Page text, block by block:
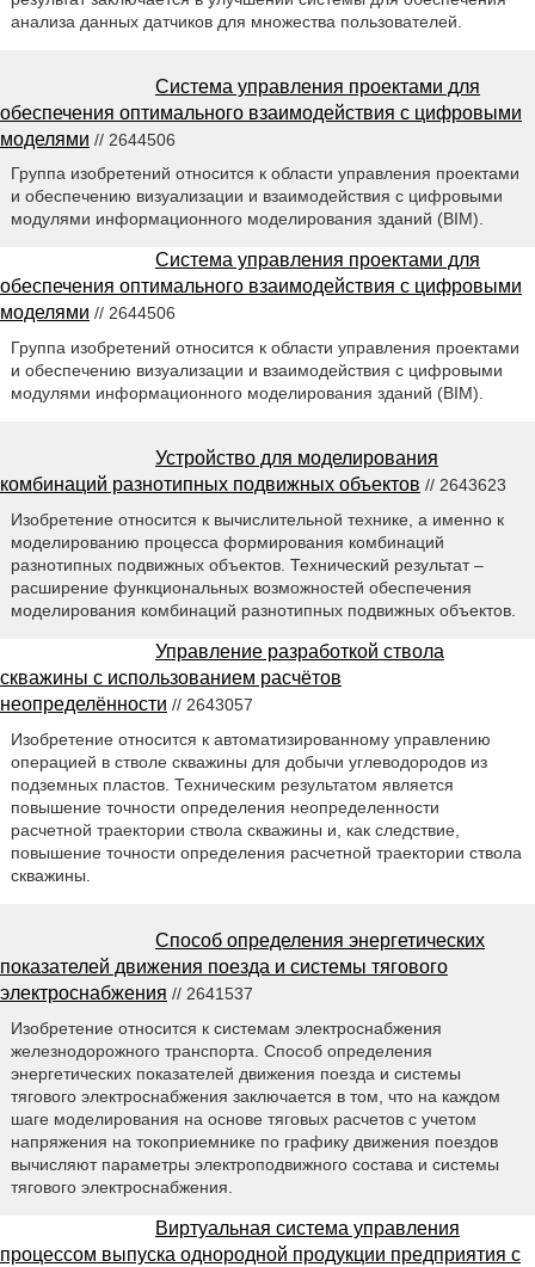
анализа данных датчиков для множества пользователей.
Система управления проектами для
обеспечения оптимального взаимодействия с цифровыми
моделями // 2644506
Группа изобретений относится к области управления проектами
и обеспечению визуализации и взаимодействия с цифровыми
модулями информационного моделирования зданий (BIM).
Система управления проектами для
обеспечения оптимального взаимодействия с цифровыми
моделями // 2644506
Группа изобретений относится к области управления проектами
и обеспечению визуализации и взаимодействия с цифровыми
модулями информационного моделирования зданий (BIM).
Устройство для моделирования
комбинаций разнотипных подвижных объектов // 2643623
Изобретение относится к вычислительной технике, а именно к
моделированию процесса формирования комбинаций
разнотипных подвижных объектов. Технический результат –
расширение функциональных возможностей обеспечения
моделирования комбинаций разнотипных подвижных объектов.
Управление разработкой ствола
скважины с использованием расчётов
неопределённости // 2643057
Изобретение относится к автоматизированному управлению
операцией в стволе скважины для добычи углеводородов из
подземных пластов. Техническим результатом является
повышение точности определения неопределенности
расчетной траектории ствола скважины и, как следствие,
повышение точности определения расчетной траектории ствола
скважины.
Способ определения энергетических
показателей движения поезда и системы тягового
электроснабжения // 2641537
Изобретение относится к системам электроснабжения
железнодорожного транспорта. Способ определения
энергетических показателей движения поезда и системы
тягового электроснабжения заключается в том, что на каждом
шаге моделирования на основе тяговых расчетов с учетом
напряжения на токоприемнике по графику движения поездов
вычисляют параметры электроподвижного состава и системы
тягового электроснабжения.
Виртуальная система управления
процессом выпуска однородной продукции предприятия с